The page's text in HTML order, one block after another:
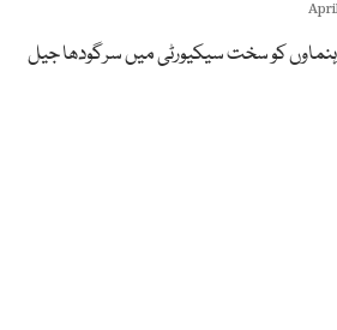
کو سخت سیکیورٹی میں سرگودھا جیل